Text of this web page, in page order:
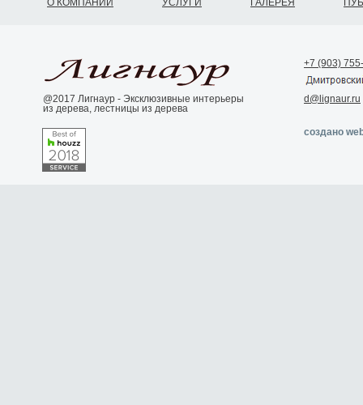
О КОМПАНИИ УСЛУГИ ГАЛЕРЕЯ
@2017 Лигнаур - Эксклюзивные интерьеры
из дерева, лестницы из дерева
+7 (903)
d@lignaur.ru
создано